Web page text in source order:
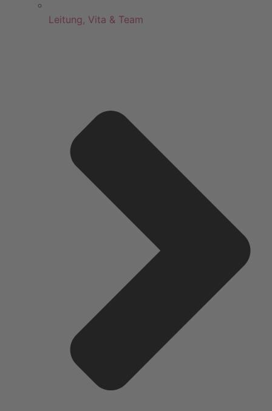
Leitung, Vita & Team